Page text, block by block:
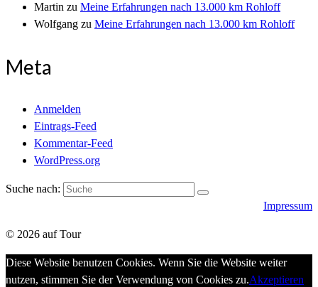
Martin zu Meine Erfahrungen nach 13.000 km Rohloff
Wolfgang zu Meine Erfahrungen nach 13.000 km Rohloff
Meta
Anmelden
Eintrags-Feed
Kommentar-Feed
WordPress.org
Suche nach:
Impressum
© 2026 auf Tour
Diese Website benutzen Cookies. Wenn Sie die Website weiter
nutzen, stimmen Sie der Verwendung von Cookies zu.Akzeptieren